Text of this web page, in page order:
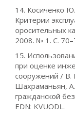
14. Косиченко
Критерии
оросительных
2008. № 1. С.
15.
при оценке
сооружений / В.
Шахраманьян,
гражданской
EDN: KVUODL.